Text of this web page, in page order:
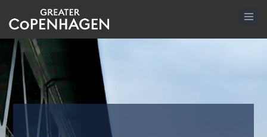
hovedindhold